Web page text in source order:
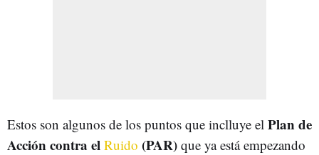
Estos son algunos de los puntos que inclluye el Plan de
Acción contra el Ruido (PAR) que ya está empezando